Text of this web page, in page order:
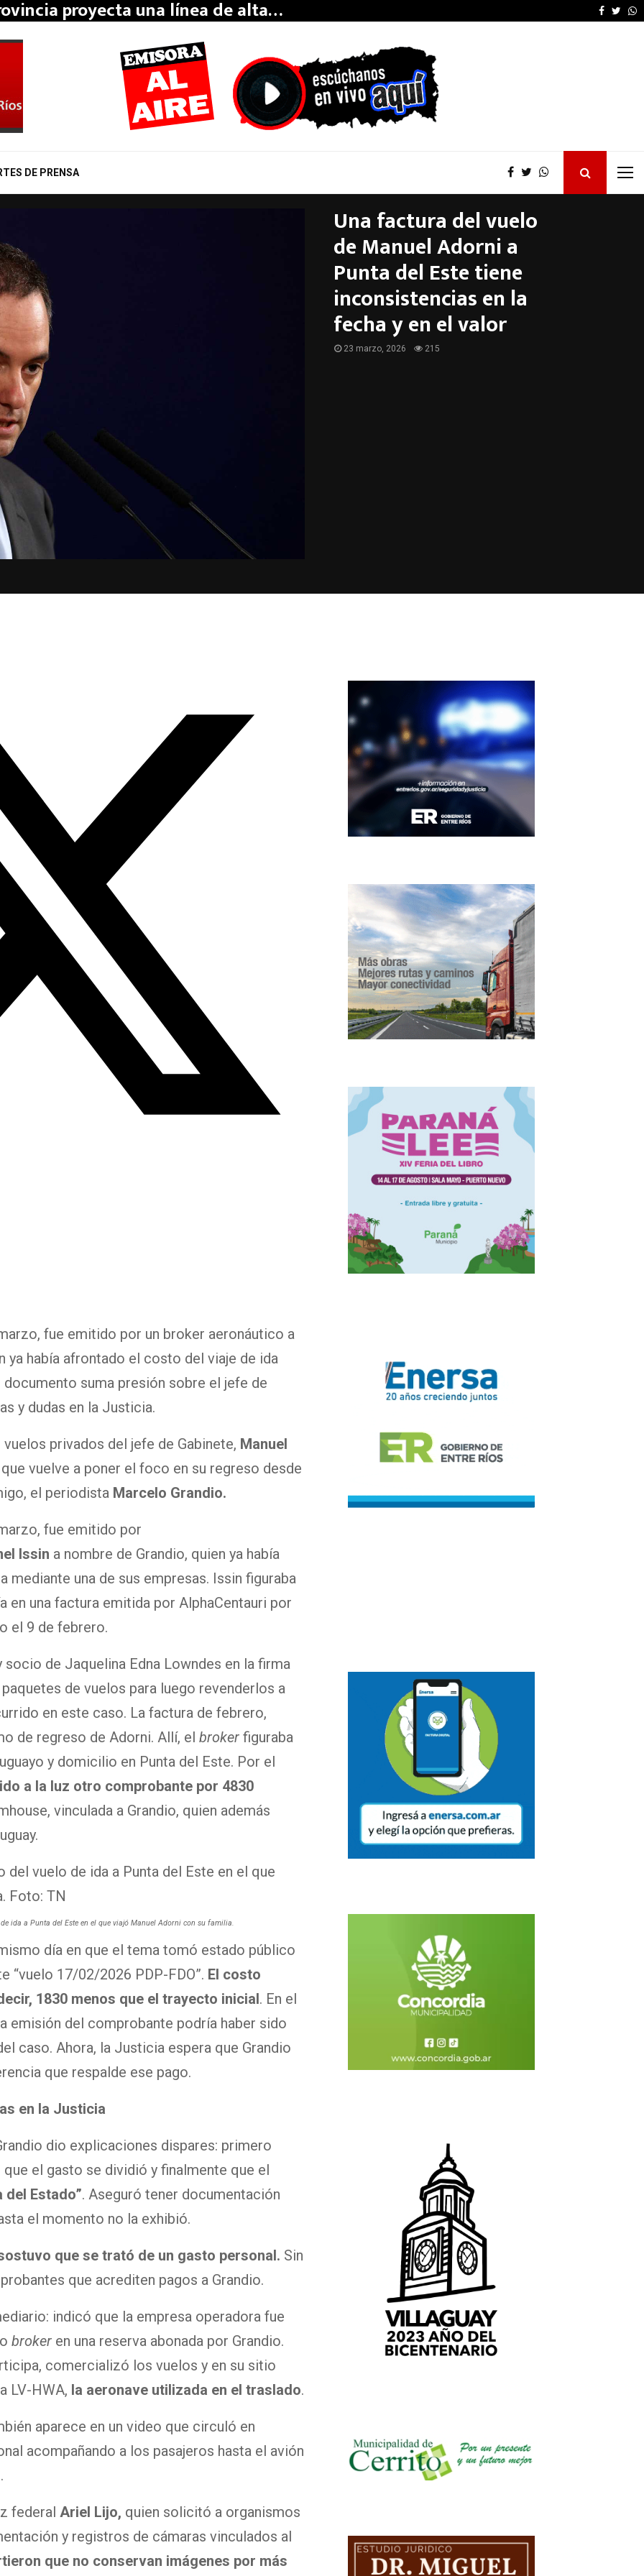
proyecta una línea de alta… Pablo Quirno
DE PRENSA
Una factura del vuelo
de Manuel Adorni a
Punta del Este tiene
inconsistencias en la
fecha y en el valor
23 marzo, 2026 215
fue emitido por un broker aeronáutico a
ya había afrontado el costo del viaje de ida
suma presión sobre el jefe de
y dudas en la Justicia.
privados del jefe de Gabinete, Manuel
vuelve a poner el foco en su regreso desde
el periodista Marcelo Grandio.
fue emitido por
Issin a nombre de Grandio, quien ya había
una de sus empresas. Issin figuraba
en una factura emitida por AlphaCentauri por
el 9 de febrero.
de Jaquelina Edna Lowndes en la firma
de vuelos para luego revenderlos a
en este caso. La factura de febrero,
de regreso de Adorni. Allí, el broker figuraba
y domicilio en Punta del Este. Por el
a la luz otro comprobante por 4830
vinculada a Grandio, quien además
ida a Punta del Este en el que viajó Manuel Adorni con su familia.
día en que el tema tomó estado público
“vuelo 17/02/2026 PDP-FDO”. El costo
1830 menos que el trayecto inicial. En el
emisión del comprobante podría haber sido
caso. Ahora, la Justicia espera que Grandio
que respalde ese pago.
en la Justicia
dio explicaciones dispares: primero
que el gasto se dividió y finalmente que el
del Estado”. Aseguró tener documentación
el momento no la exhibió.
que se trató de un gasto personal. Sin
que acrediten pagos a Grandio.
indicó que la empresa operadora fue
broker en una reserva abonada por Grandio.
comercializó los vuelos y en su sitio
LV-HWA, la aeronave utilizada en el traslado.
aparece en un video que circuló en
acompañando a los pasajeros hasta el avión
federal Ariel Lijo, quien solicitó a organismos
y registros de cámaras vinculados al
que no conservan imágenes por más